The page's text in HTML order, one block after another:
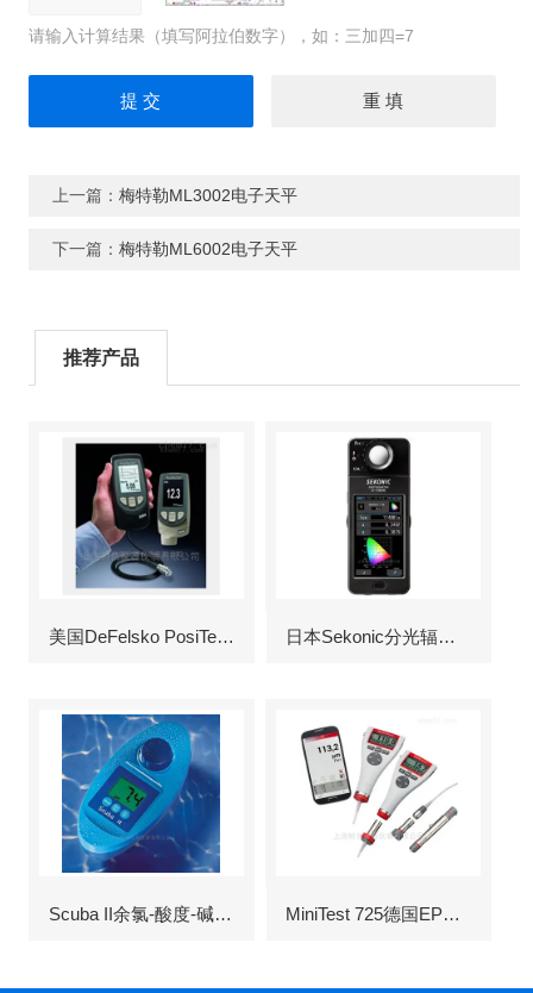
请输入计算结果（填写阿拉伯数字），如：三加四=7
上一篇： 梅特勒ML3002电子天平
下一篇： 梅特勒ML6002电子天平
推荐产品
美国DeFelsko PosiTector6000涂层测厚仪 日本Sekonic分光辐射照度计
Scuba II余氯-酸度-碱度-氰尿酸浓度测定仪 MiniTest 725德国EPK涂层测厚仪